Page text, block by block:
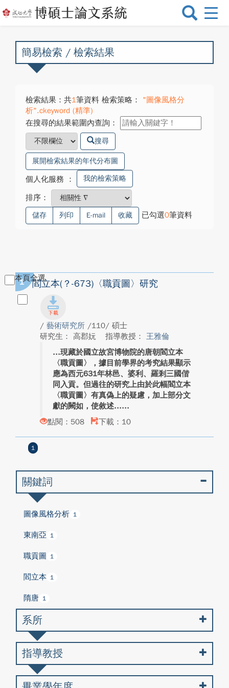
選
換
簡易檢索 / 檢索結果
檢索結果：共1筆資料 檢索策略：
"圖像風格分
析".ckeyword (精準)
在搜尋的結果範圍內查詢：
搜尋
展開檢索結果的年代分布圖
個人化服務 ： 我的檢索策略
排序：
儲存 列印 E-mail 收藏 已勾選0筆資料
本頁全選
1 閻立本(？-673)〈職貢圖〉研究
/ 藝術研究所 /110/ 碩士
研究生： 高郡妧
指導教授： 王雅倫
現藏於國立故宮博物院的唐朝閻立本
〈職貢圖〉，據目前學界的考究結果顯示
應為西元631年林邑、婆利、羅剎三國偕
同入貢。但過往的研究上由於此幅閻立本
〈職貢圖〉有真偽上的疑慮，加上部分文
獻的闕如，使敘述...
點閱：508
下載：10
1
關鍵詞
圖像風格分析 1
東南亞 1
職貢圖 1
閻立本 1
隋唐 1
系所
指導教授